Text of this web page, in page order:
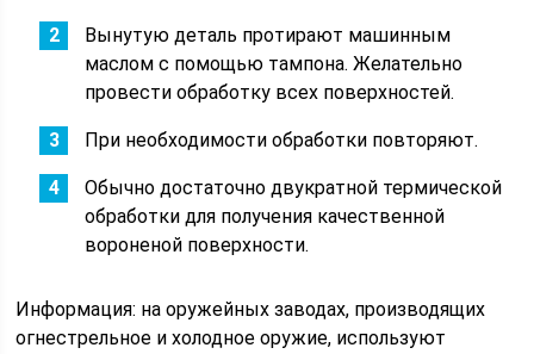
Вынутую деталь протирают машинным
маслом с помощью тампона. Желательно
провести обработку всех поверхностей.
При необходимости обработки повторяют.
Обычно достаточно двукратной термической
обработки для получения качественной
вороненой поверхности.
Информация: на оружейных заводах, производящих
огнестрельное и холодное оружие, используют